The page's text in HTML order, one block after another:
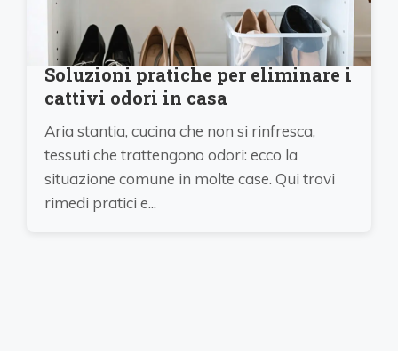
Soluzioni pratiche per eliminare i
cattivi odori in casa
Aria stantia, cucina che non si rinfresca,
tessuti che trattengono odori: ecco la
situazione comune in molte case. Qui trovi
rimedi pratici e...